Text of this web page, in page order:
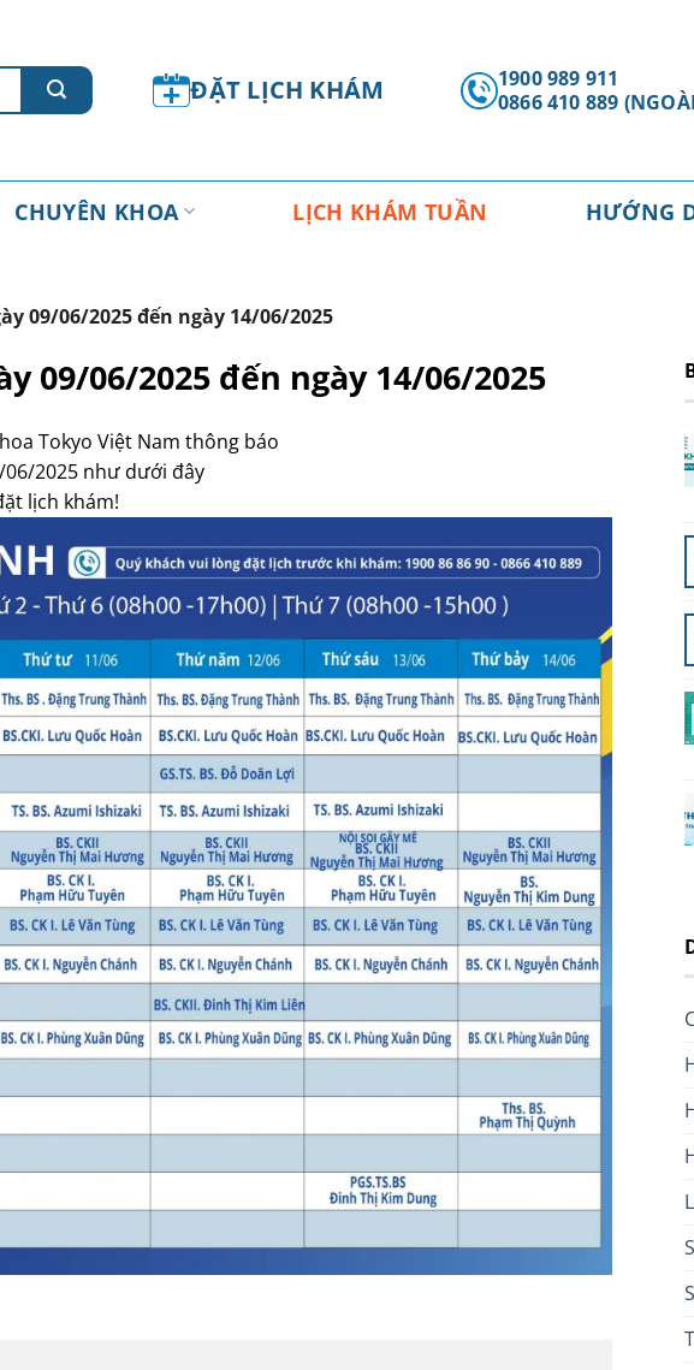
ĐẶT LỊCH KHÁM
1900 989 911
0866 410 889
CHUYÊN KHOA LỊCH KHÁM TUẦN HƯỚNG
09/06/2025 đến ngày 14/06/2025
09/06/2025 đến ngày 14/06/2025
Tokyo Việt Nam thông báo
06/2025 như dưới đây
lịch khám!